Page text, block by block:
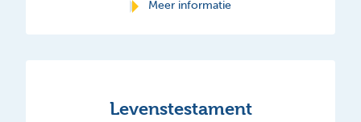
Meer informatie
Levenstestament